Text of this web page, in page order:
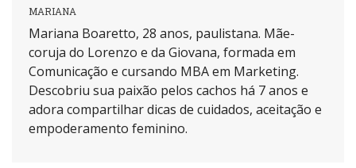
MARIANA
Mariana Boaretto, 28 anos, paulistana. Mãe-
coruja do Lorenzo e da Giovana, formada em
Comunicação e cursando MBA em Marketing.
Descobriu sua paixão pelos cachos há 7 anos e
adora compartilhar dicas de cuidados, aceitação e
empoderamento feminino.